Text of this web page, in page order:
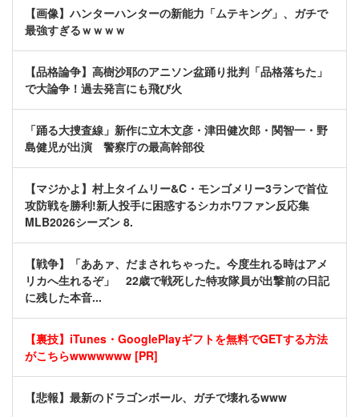
【画像】ハンターハンターの新能力「ムテキング」、ガチで
最強すぎるｗｗｗｗ
【品格論争】高樹沙耶のアニソン盆踊り批判「品格落ちた」
で大論争！過去発言にも飛び火
「踊る大捜査線」新作に立木文彦・津田健次郎・関智一・野
島健児が出演 警察庁の最高幹部役
【マジかよ】村上タイムリー&C・モンゴメリー3ランで首位
攻防戦を勝利!新人投手に困惑するシカホワファン反応集
MLB2026シーズン 8.
【戦争】「ああァ、だまされちゃった。今度生れる時はアメ
リカへ生れるぞ」 22歳で戦死した特攻隊員が出撃前の日記
に残した本音...
【裏技】iTunes・GooglePlayギフトを無料でGETする方法
がこちらwwwwwww [PR]
【悲報】最新のドラゴンボール、ガチで壊れるwww